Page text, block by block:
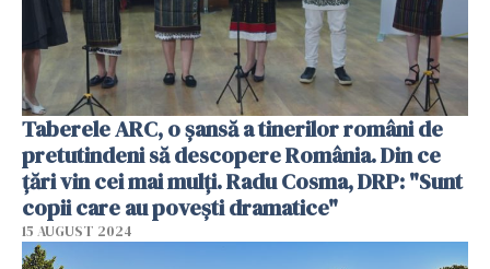
Taberele ARC, o șansă a tinerilor români de
pretutindeni să descopere România. Din ce
țări vin cei mai mulți. Radu Cosma, DRP: "Sunt
copii care au povești dramatice"
15 AUGUST 2024